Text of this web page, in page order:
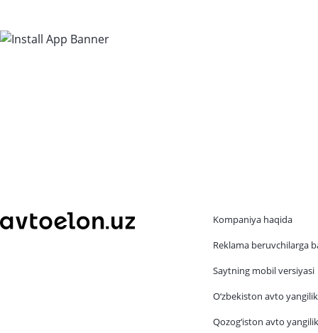
Kompaniya haqida
Reklama beruvchilarga
Saytning mobil versiyasi
O‘zbekiston avto
Qozog‘iston avto